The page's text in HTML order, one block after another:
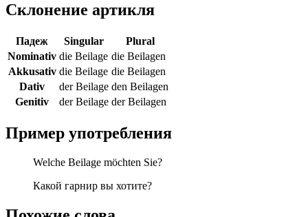
Склонение артикля
Падеж Singular
Plural
Nominativ die Beilage die Beilagen
Akkusativ die Beilage die Beilagen
Dativ
der Beilage den Beilagen
Genitiv
der Beilage der Beilagen
Пример употребления
Welche Beilage möchten Sie?
Какой гарнир вы хотите?